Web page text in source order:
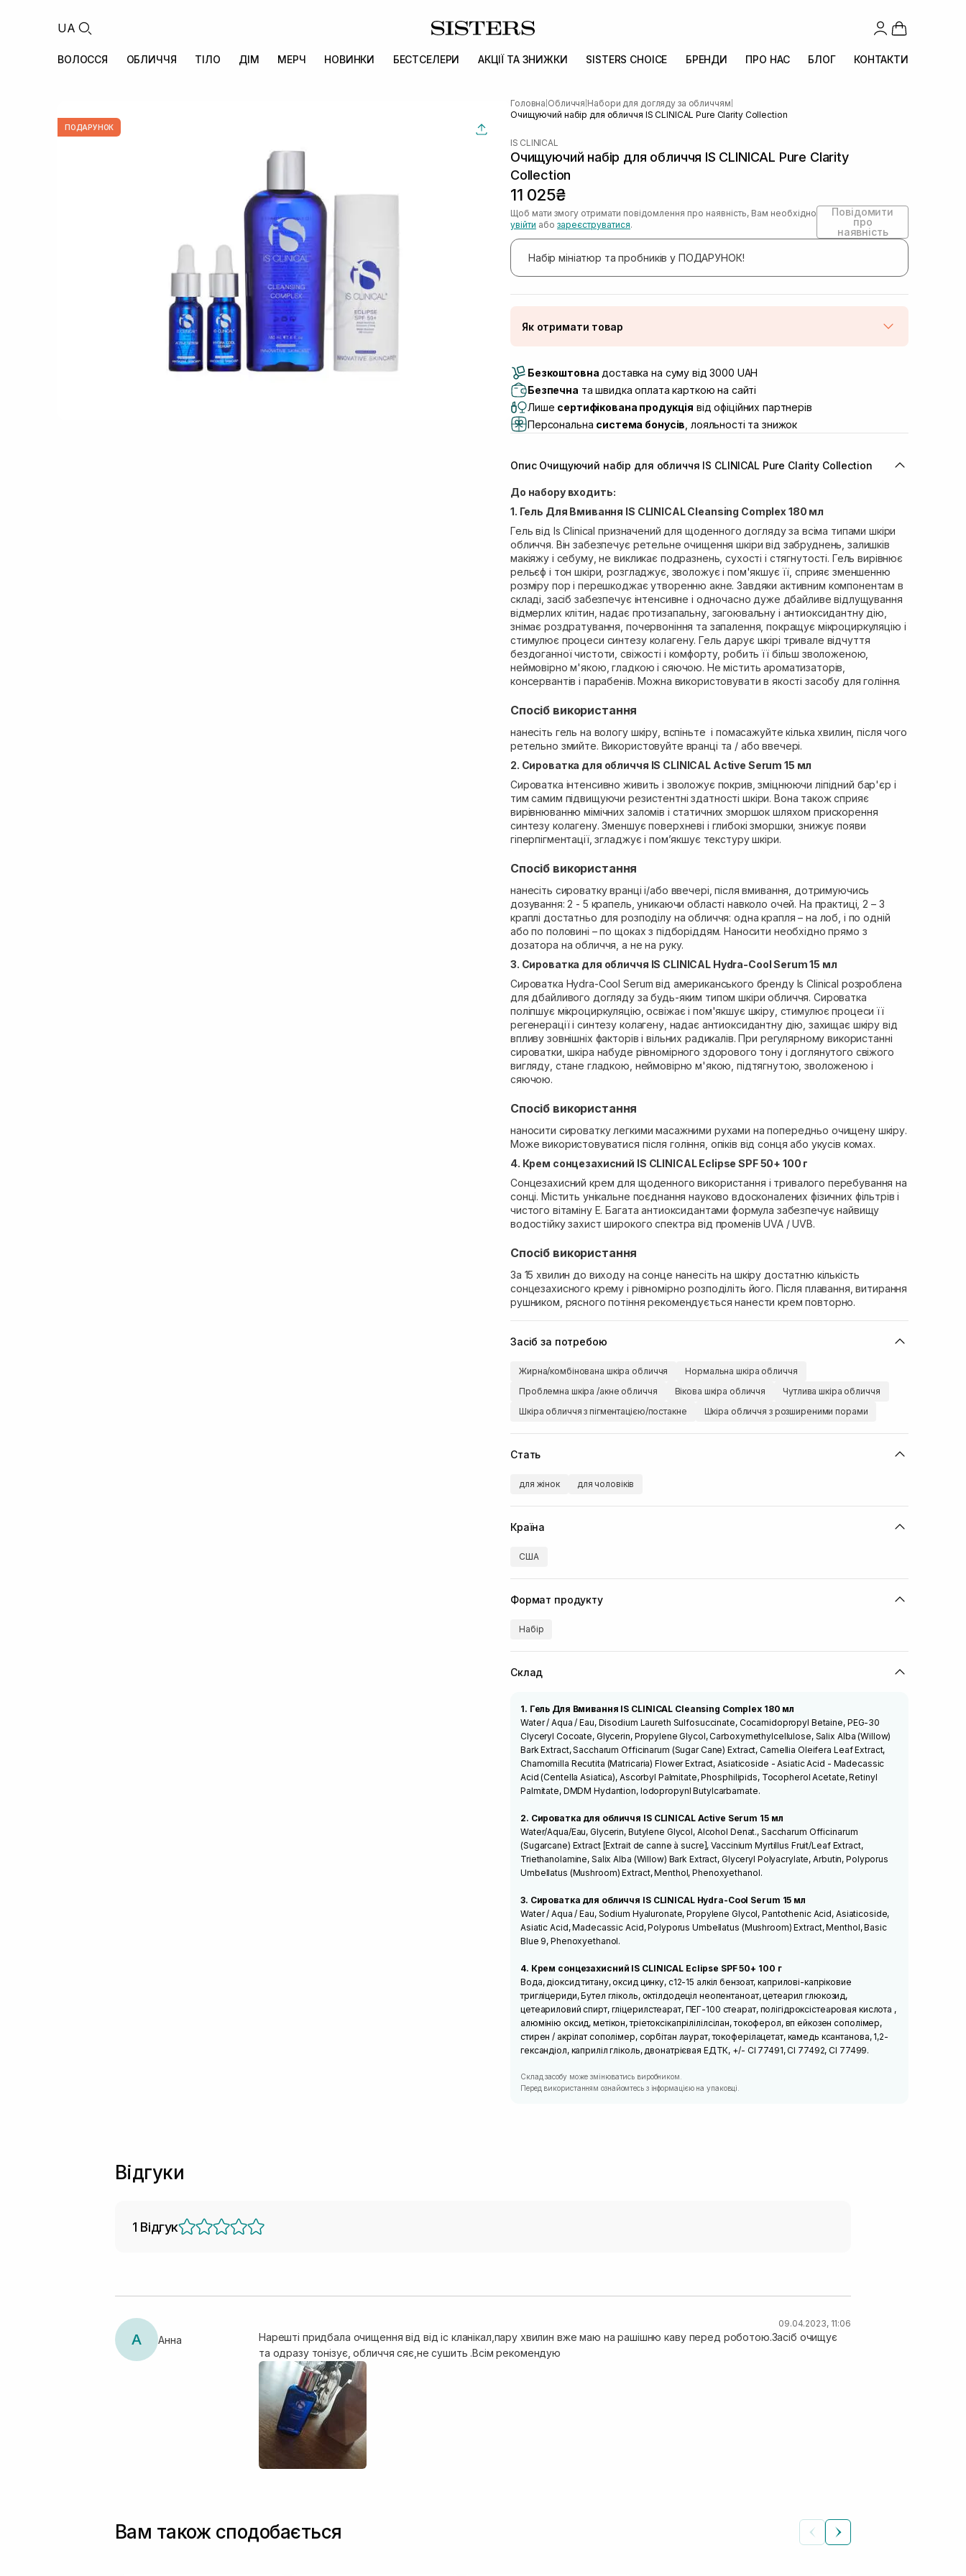
UA
ВОЛОССЯ ОБЛИЧЧЯ ТІЛО ДІМ МЕРЧ НОВИНКИ БЕСТСЕЛЕРИ АКЦІЇ ТА ЗНИЖКИ SISTERS CHOICE БРЕНДИ ПРО НАС БЛОГ КОНТАКТИ
ПОДАРУНОК
Головна Обличчя Набори для догляду за обличчям
Очищуючий набір для обличчя IS CLINICAL Pure Clarity Collection
IS CLINICAL
Очищуючий набір для обличчя IS CLINICAL Pure Clarity
Collection
11 025₴
Щоб мати змогу отримати повідомлення про наявність, Вам необхідно
увійти або зареєструватися.
Повідомити
про
наявність
Набір мініатюр та пробників у ПОДАРУНОК!
Як отримати товар
Самовивіз м. Луцьк, вул. Винниченка 4
Самовивіз м. Львів, вул. Академіка Підстригача, 1В
(Duck’s Lake)
Самовивіз м. Львів, вул. Івана Франка 36
Самовивіз м. Львів, вул. Степана Бандери 45 Немає в наявності!
Самовивіз м. Рівне, вул. Кулика і Гудачека 23 (ТЦ
Немає в наявності!
Безкоштовна доставка на суму від 3000 UAH
Безпечна та швидка оплата карткою на сайті
Лише сертифікована продукція від офіційних партнерів
Персональна система бонусів , лояльності та знижок
Опис Очищуючий набір для обличчя IS CLINICAL Pure Clarity Collection
До набору входить:
1. Гель Для Вмивання IS CLINICAL Cleansing Complex 180 мл
Гель від Is Clinical призначений для щоденного догляду за всіма типами шкіри
обличчя. Він забезпечує ретельне очищення шкіри від забруднень, залишків
макіяжу і себуму, не викликає подразнень, сухості і стягнутості. Гель вирівнює
рельєф і тон шкіри, розгладжує, зволожує і пом'якшує її, сприяє зменшенню
розміру пор і перешкоджає утворенню акне. Завдяки активним компонентам в
складі, засіб забезпечує інтенсивне і одночасно дуже дбайливе відлущування
відмерлих клітин, надає протизапальну, загоювальну і антиоксидантну дію,
знімає роздратування, почервоніння та запалення, покращує мікроциркуляцію і
стимулює процеси синтезу колагену. Гель дарує шкірі тривале відчуття
бездоганної чистоти, свіжості і комфорту, робить її більш зволоженою,
неймовірно м'якою, гладкою і сяючою. Не містить ароматизаторів,
консервантів і парабенів. Можна використовувати в якості засобу для гоління.
Спосіб використання
нанесіть гель на вологу шкіру, вспіньте і помасажуйте кілька хвилин, після чого
ретельно змийте. Використовуйте вранці та / або ввечері.
2. Сироватка для обличчя IS CLINICAL Active Serum 15 мл
Сироватка інтенсивно живить і зволожує покрив, зміцнюючи ліпідний бар'єр і
тим самим підвищуючи резистентні здатності шкіри. Вона також сприяє
вирівнюванню мімічних заломів і статичних зморшок шляхом прискорення
синтезу колагену. Зменшує поверхневі і глибокі зморшки, знижує появи
гіперпігментації, згладжує і пом’якшує текстуру шкіри.
Спосіб використання
нанесіть сироватку вранці і/або ввечері, після вмивання, дотримуючись
дозування: 2 - 5 крапель, уникаючи області навколо очей. На практиці, 2 – 3
краплі достатньо для розподілу на обличчя: одна крапля – на лоб, і по одній
або по половині – по щоках з підборіддям. Наносити необхідно прямо з
дозатора на обличчя, а не на руку.
3. Сироватка для обличчя IS CLINICAL Hydra-Cool Serum 15 мл
Сироватка Hydra-Cool Serum від американського бренду Is Clinical розроблена
для дбайливого догляду за будь-яким типом шкіри обличчя. Сироватка
поліпшує мікроциркуляцію, освіжає і пом'якшує шкіру, стимулює процеси її
регенерації і синтезу колагену, надає антиоксидантну дію, захищає шкіру від
впливу зовнішніх факторів і вільних радикалів. При регулярному використанні
сироватки, шкіра набуде рівномірного здорового тону і доглянутого свіжого
вигляду, стане гладкою, неймовірно м'якою, підтягнутою, зволоженою і
сяючою.
Спосіб використання
наносити сироватку легкими масажними рухами на попередньо очищену шкіру.
Може використовуватися після гоління, опіків від сонця або укусів комах.
4. Крем сонцезахисний IS CLINICAL Eclipse SPF 50+ 100 г
Сонцезахисний крем для щоденного використання і тривалого перебування на
сонці. Містить унікальне поєднання науково вдосконалених фізичних фільтрів і
чистого вітаміну Е. Багата антиоксидантами формула забезпечує найвищу
водостійку захист широкого спектра від променів UVA / UVB.
Спосіб використання
За 15 хвилин до виходу на сонце нанесіть на шкіру достатню кількість
сонцезахисного крему і рівномірно розподіліть його. Після плавання, витирання
рушником, рясного потіння рекомендується нанести крем повторно.
Засіб за потребою
Жирна/комбінована шкіра обличчя
Нормальна шкіра обличчя
Проблемна шкіра /акне обличчя
Вікова шкіра обличчя
Чутлива шкіра обличчя
Шкіра обличчя з пігментацією/постакне
Шкіра обличчя з розширеними порами
Стать
для жінок для чоловіків
Країна
США
Формат продукту
Набір
Склад
1. Гель Для Вмивання IS CLINICAL Cleansing Complex 180 мл
Water / Aqua / Eau, Disodium Laureth Sulfosuccinate, Cocamidopropyl Betaine, PEG-30
Clyceryl Cocoate, Glycerin, Propylene Glycol, Carboxymethylcellulose, Salix Alba (Willow)
Bark Extract, Saccharum Officinarum (Sugar Cane) Extract, Camellia Oleifera Leaf Extract,
Chamomilla Recutita (Matricaria) Flower Extract, Asiaticoside - Asiatic Acid - Madecassic
Acid (Centella Asiatica), Ascorbyl Palmitate, Phosphilipids, Tocopherol Acetate, Retinyl
Palmitate, DMDM ​​Hydantion, Iodopropynl Butylcarbamate.
2. Сироватка для обличчя IS CLINICAL Active Serum 15 мл
Water/Aqua/Eau, Glycerin, Butylene Glycol, Alcohol Denat., Saccharum Officinarum
(Sugarcane) Extract [Extrait de canne à sucre], Vaccinium Myrtillus Fruit/Leaf Extract,
Triethanolamine, Salix Alba (Willow) Bark Extract, Glyceryl Polyacrylate, Arbutin, Polyporus
Umbellatus (Mushroom) Extract, Menthol, Phenoxyethanol.
3. Сироватка для обличчя IS CLINICAL Hydra-Cool Serum 15 мл
Water / Aqua / Eau, Sodium Hyaluronate, Propylene Glycol, Pantothenic Acid, Asiaticoside,
Asiatic Acid, Madecassic Acid, Polyporus Umbellatus (Mushroom) Extract, Menthol, Basic
Blue 9, Phenoxyethanol.
4. Крем сонцезахисний IS CLINICAL Eclipse SPF 50+ 100 г
Вода, діоксид титану, оксид цинку, с12-15 алкіл бензоат, каприлові-капріковие
тригліцериди, Бутел гліколь, октілдодеціл неопентаноат, цетеарил глюкозид,
цетеариловий спирт, гліцерилстеарат, ПЕГ-100 стеарат, полігідроксістеаровая кислота ,
алюмінію оксид, метікон, тріетоксікапрілілілсілан, токоферол, вп ейкозен сополімер,
стирен / акрілат сополімер, сорбітан лаурат, токоферілацетат, камедь ксантанова, 1,2-
гександіол, каприліл гліколь, двонатрієвая ЕДТК, +/- CI 77491, CI 77492, CI 77499.
Склад засобу може змінюватись виробником.
Перед використанням ознайомтесь з інформацією на упаковці.
Відгуки
1 Відгук
А Анна
09.04.2023, 11:06
Нарешті придбала очищення від від іс кланікал,пару хвилин вже маю на рашішню каву перед роботою.Засіб очищує
та одразу тонізує, обличчя сяє,не сушить .Всім рекомендую
Вам також сподобається